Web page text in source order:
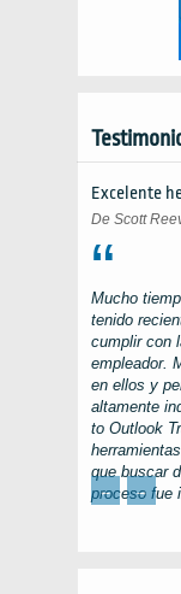
Excelente
De Scott
Mucho
tenido
cumplir con
empleador.
en ellos y
altamente
to Outlook
que buscar
proceso fue
← →